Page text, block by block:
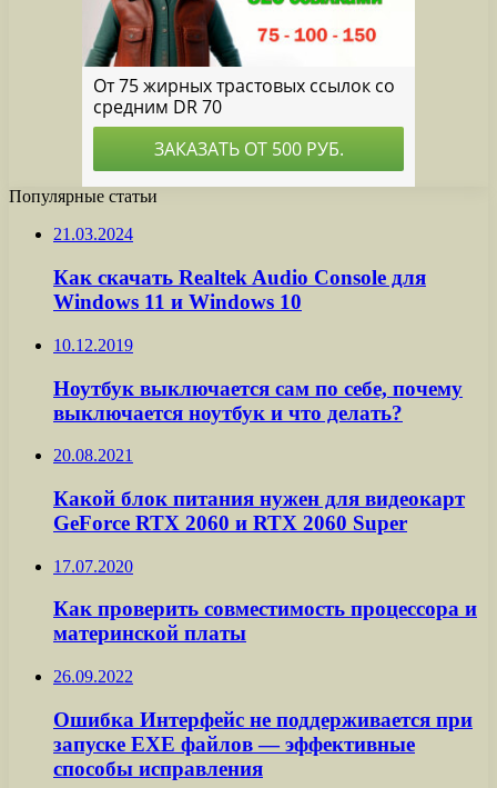
Популярные статьи
21.03.2024
Как скачать Realtek Audio Console для
Windows 11 и Windows 10
10.12.2019
Ноутбук выключается сам по себе, почему
выключается ноутбук и что делать?
20.08.2021
Какой блок питания нужен для видеокарт
GeForce RTX 2060 и RTX 2060 Super
17.07.2020
Как проверить совместимость процессора и
материнской платы
26.09.2022
Ошибка Интерфейс не поддерживается при
запуске EXE файлов — эффективные
способы исправления